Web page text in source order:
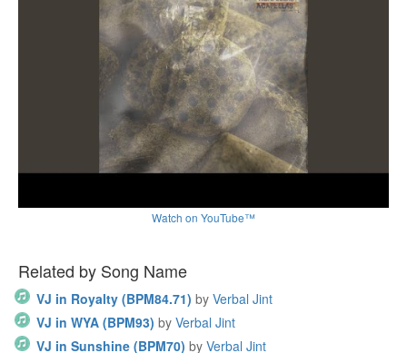
Watch on YouTube™
Related by Song Name
VJ in Royalty (BPM84.71) by Verbal Jint
VJ in WYA (BPM93) by Verbal Jint
VJ in Sunshine (BPM70) by Verbal Jint